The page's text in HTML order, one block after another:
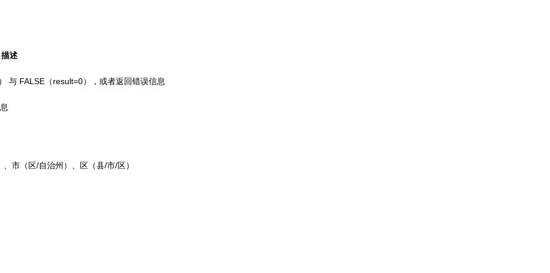
描述
与 FALSE（result=0），或者返回错误信息
市（区/自治州）、区（县/市/区）